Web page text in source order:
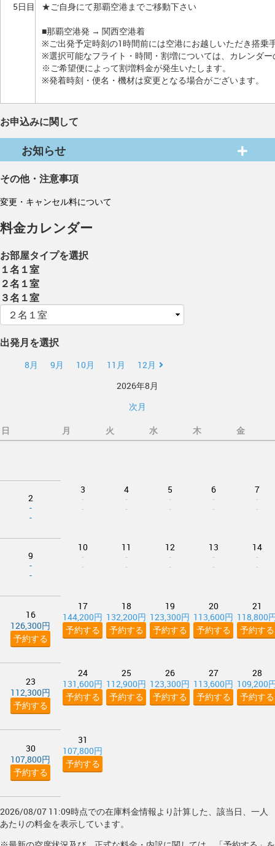
5日目 ★ご自身にて那覇空港までご移動下さい
■那覇空港発 → 関西空港着
※ご出発予定時刻の1時間前には空港にお越しいただき搭乗
※選択可能なフライト・時間・割増については、カレンダ
※ご希望便によって割増料金が発生いたします。
※発着時刻・便名・機材は変更となる場合がございます。
お申込みに関して
お知らせ
その他・注意事項
変更・キャンセル料について
料金カレンダー
お部屋タイプを選択
１名１室
２名１室
３名１室
出発月を選択
8月 9月 10月 11月
12月
2026年8月
次月
日 月 火 水 木 金
2
-
-
3
-
-
4
-
-
5
-
-
6
-
-
7
-
-
9
-
-
10
-
-
11
-
-
12
-
-
13
-
-
14
-
-
16
126,300円
予約する
17
144,200円
予約する
18
132,200円
予約する
19
123,300円
予約する
20
113,600円
予約する
21
118,800
予約する
23
112,300円
予約する
24
131,600円
予約する
25
112,900円
予約する
26
123,300円
予約する
27
113,600円
予約する
28
109,200
予約する
30
107,800円
予約する
31
107,800円
予約する
2026/08/07 11:09時点での在庫料金情報より計算した、該当日、一人
あたりの料金を表示しています。